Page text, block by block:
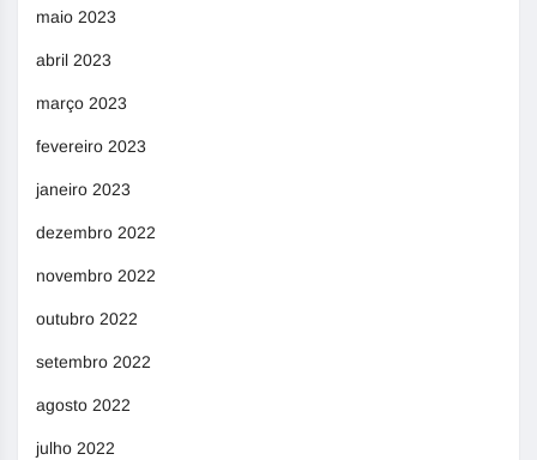
maio 2023
abril 2023
março 2023
fevereiro 2023
janeiro 2023
dezembro 2022
novembro 2022
outubro 2022
setembro 2022
agosto 2022
julho 2022